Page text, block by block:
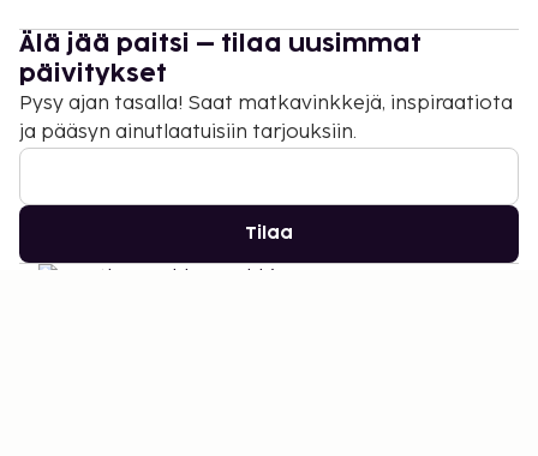
Älä jää paitsi – tilaa uusimmat
päivitykset
Pysy ajan tasalla! Saat matkavinkkejä, inspiraatiota
ja pääsyn ainutlaatuisiin tarjouksiin.
Tilaa